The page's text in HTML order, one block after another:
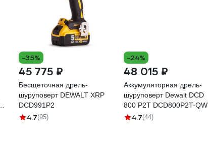
-35%
45 775 ₽
Бесщеточная дрель-
шуруповерт DEWALT XRP
DCD991P2
4.7(95)
-24%
48 015 ₽
Аккумуляторная дрель-
шуруповерт Dewalt DCD
800 P2T DCD800P2T-QW
4.7(44)